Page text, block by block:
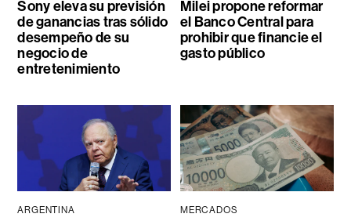
Sony eleva su previsión
de ganancias tras sólido
desempeño de su
negocio de
entretenimiento
Milei propone reformar
el Banco Central para
prohibir que financie el
gasto público
ARGENTINA MERCADOS